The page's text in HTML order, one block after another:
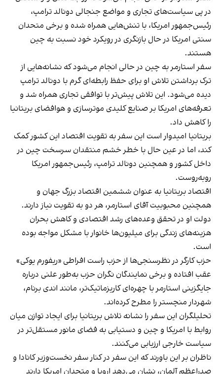
در پی سیاست‌های تجاری و مواضع جنجالی دونالد ترامپ،
رئیس‌جمهور امریکا، با تنش‌هایی همراه شده و برخی متحدان
سنتی امریکا در حال بازنگری در رویکرد خود نسبت به چین
هستند.
سفر استارمر به چین در حالی انجام می‌شود که نشانه‌هایی از
ترک برداشتن تلاش او برای حفظ رابطه‌ای گرم با دونالد ترامپ
دیده می‌شود. این تلاش پیش‌تر با توافقی تجاری همراه شد و
تعرفه‌های امریکا بر صنایع کلیدی موترسازی و هوافضای بریتانیا
را کاهش داد.
بریتانیا امیدوار است این سفر به تقویت اقتصاد این کشور کمک
کند، اما در عین حال با خطر خشم منتقدان سرسخت چین در
داخل کشور و همچنین دونالد ترامپ، رئیس‌جمهور امریکا
روبه‌روست.
اقتصاد بریتانیا به عنوان ششمین اقتصاد بزرگ جهان و
همچنین محبوبیت آقای استارمر، هر دو به تقویت نیاز دارند.
دولت او در تحقق وعده‌های رشد اقتصادی و کاهش بحران
هزینه‌های زندگی برای میلیون‌ها خانوار با مشکل مواجه بوده
است.
حزب کارگر در نظرسنجی‌ها از حزب راست افراطی «ریفورم یوکی»
عقب افتاده و برخی نمایندگان نگران حزب به‌طور علنی درباره
جایگزینی استارمر با چهره‌ای کاریزماتیک‌تر، مانند اندی برنام،
شهردار منچستر را مطرح کرده‌اند.
تحلیلگران این سفر را نشانه تلاش بریتانیا برای ایجاد توازن میان
روابط با امریکا و چین و دستیابی به فضای مانور مستقل‌تر در
سیاست خارجی ارزیابی می‌کنند.
ناظران بر این باورند که این سفر در کنار سفر نخست‌وزیر کانادا و
صدراعظم آلمان، نشان می‌دهد اروپا و متحدان امریکا دارند